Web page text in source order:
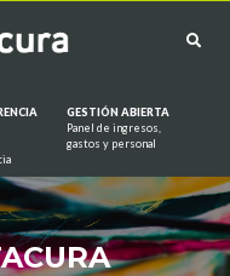
GESTIÓN ABIERTA
Panel de ingresos,
gastos y personal